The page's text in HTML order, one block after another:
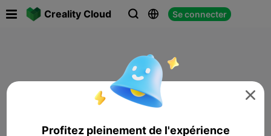
Creality Cloud   Se connecter

Profitez pleinement de l'expérience